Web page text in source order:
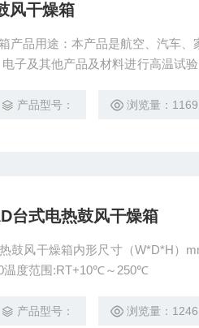
风干燥箱
产品用途：本产品是航空、汽车、
子及其他产品及材料进行高温试
产品型号： 浏览量：1169
台式电热鼓风干燥箱
鼓风干燥箱内形尺寸（W*D*H）
温度范围:RT+10℃～250℃
产品型号： 浏览量：1246